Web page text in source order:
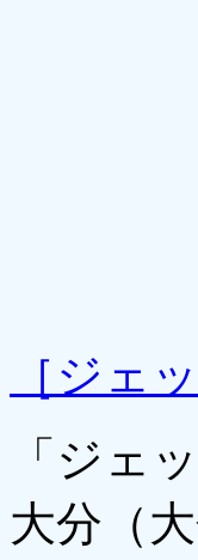
［ジェ
「ジェ
大分（